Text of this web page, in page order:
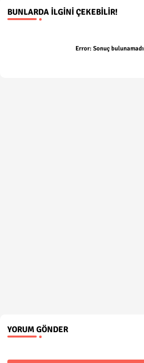
BUNLARDA İLGINI ÇEKEBILIR!
Error: Sonuç bulunamadı
YORUM GÖNDER